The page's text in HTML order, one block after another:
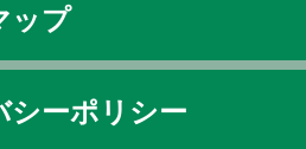
ップ
シーポリシー